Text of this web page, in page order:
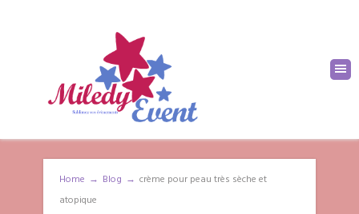
Home → Blog → crème pour peau très sèche et
atopique